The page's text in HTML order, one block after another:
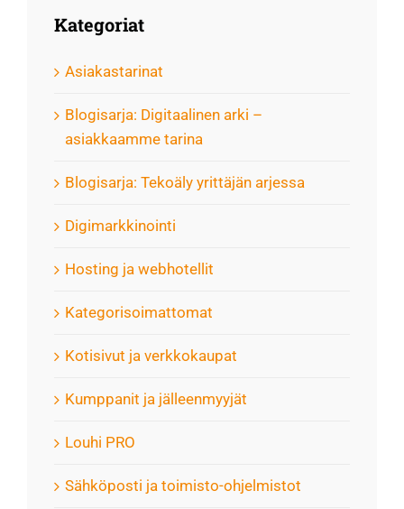
Kategoriat
Asiakastarinat
Blogisarja: Digitaalinen arki –
asiakkaamme tarina
Blogisarja: Tekoäly yrittäjän arjessa
Digimarkkinointi
Hosting ja webhotellit
Kategorisoimattomat
Kotisivut ja verkkokaupat
Kumppanit ja jälleenmyyjät
Louhi PRO
Sähköposti ja toimisto-ohjelmistot